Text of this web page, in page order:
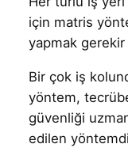
için matris
yapmak gerekir
Bir çok iş
yöntem,
güvenliği
edilen